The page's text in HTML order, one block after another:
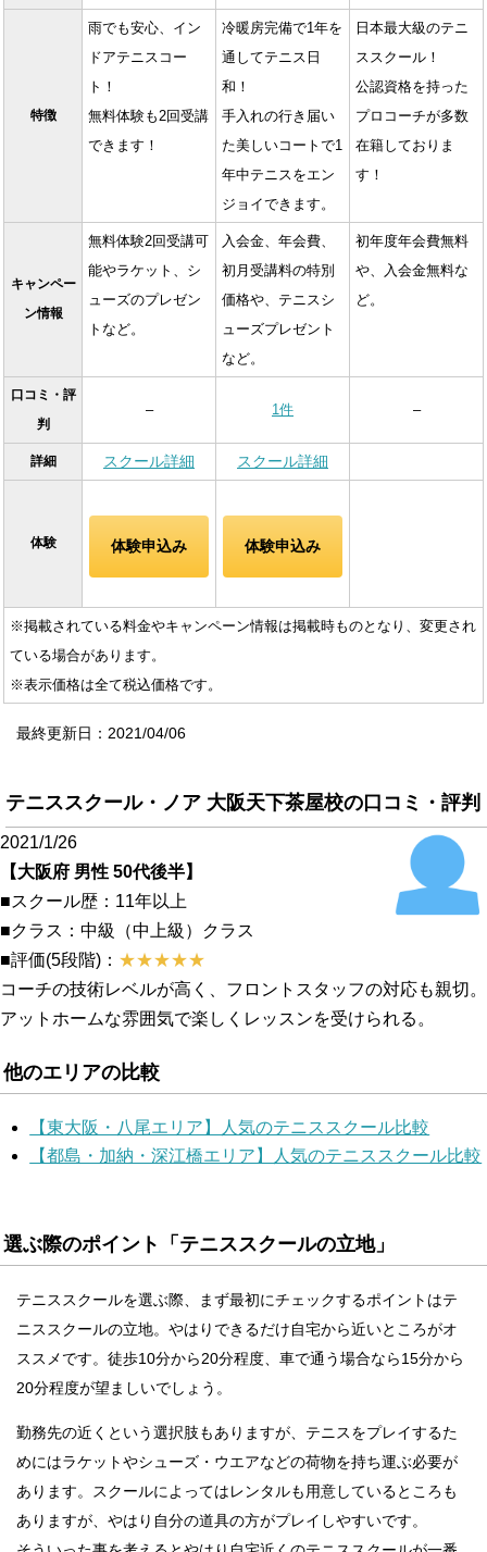
特徴
雨でも安心、イン
ドアテニスコー
ト！
無料体験も2回受講
できます！
冷暖房完備で1年を
通してテニス日
和！
手入れの行き届い
た美しいコートで1
年中テニスをエン
ジョイできます。
日本最大級のテニ
ススクール！
公認資格を持った
プロコーチが多数
在籍しておりま
す！
キャンペー
ン情報
無料体験2回受講可
能やラケット、シ
ューズのプレゼン
トなど。
入会金、年会費、
初月受講料の特別
価格や、テニスシ
ューズプレゼント
など。
初年度年会費無料
や、入会金無料な
ど。
口コミ・評
判
– 1件 –
詳細 スクール詳細 スクール詳細
体験 体験申込み 体験申込み
※掲載されている料金やキャンペーン情報は掲載時ものとなり、変更され
ている場合があります。
※表示価格は全て税込価格です。
最終更新日：2021/04/06
テニススクール・ノア 大阪天下茶屋校の口コミ・評判
2021/1/26
【大阪府 男性 50代後半】
■スクール歴：11年以上
■クラス：中級（中上級）クラス
■評価(5段階)： ★★★★★
コーチの技術レベルが高く、フロントスタッフの対応も親切。
アットホームな雰囲気で楽しくレッスンを受けられる。
他のエリアの比較
【東大阪・八尾エリア】人気のテニススクール比較
【都島・加納・深江橋エリア】人気のテニススクール比較
選ぶ際のポイント「テニススクールの立地」
テニススクールを選ぶ際、まず最初にチェックするポイントはテ
ニススクールの立地。やはりできるだけ自宅から近いところがオ
ススメです。徒歩10分から20分程度、車で通う場合なら15分から
20分程度が望ましいでしょう。
勤務先の近くという選択肢もありますが、テニスをプレイするた
めにはラケットやシューズ・ウエアなどの荷物を持ち運ぶ必要が
あります。スクールによってはレンタルも用意しているところも
ありますが、やはり自分の道具の方がプレイしやすいです。